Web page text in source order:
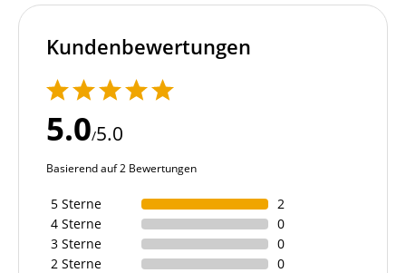
Kundenbewertungen
5.0/5.0
Basierend auf 2 Bewertungen
5 Sterne
2
4 Sterne
0
3 Sterne
0
2 Sterne
0